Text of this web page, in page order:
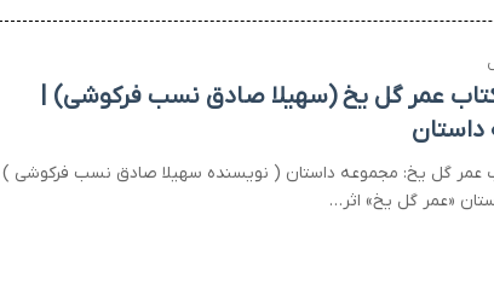
عمر گل یخ (سهیلا صادق نسب فرکوشی) |
عمر گل یخ: مجموعه داستان ( نویسنده سهیلا صادق نسب فرکوشی )
«عمر گل یخ» اثر…